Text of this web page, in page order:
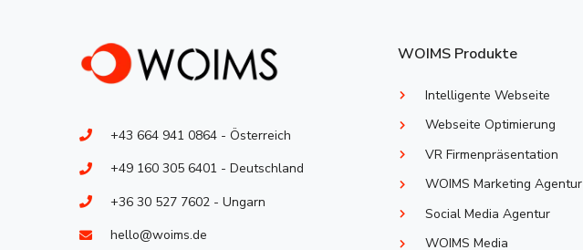
+43 664 941 0864 - Österreich
+49 160 305 6401 - Deutschland
+36 30 527 7602 - Ungarn
hello@woims.de
WOIMS Produkte
Intelligente Webseite
Webseite Optimierung
VR Firmenpräsentation
WOIMS Marketing Agentur
Social Media Agentur
WOIMS Media